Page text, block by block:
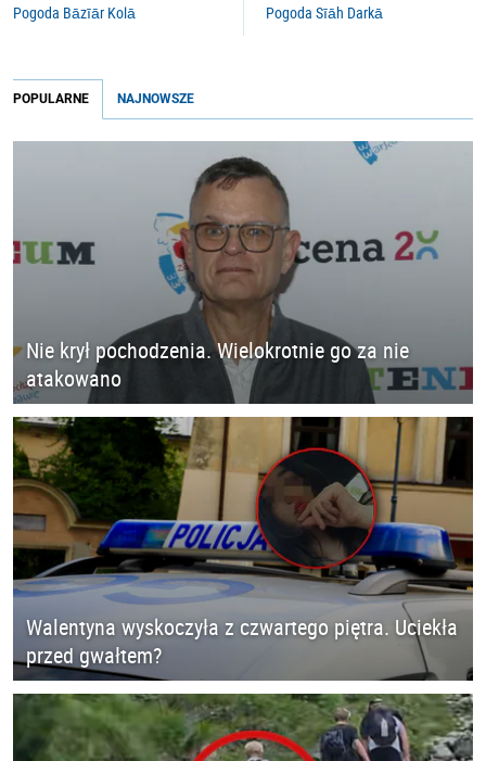
Pogoda Bāzīār Kolā Pogoda Sīāh Darkā
POPULARNE NAJNOWSZE
Nie krył pochodzenia. Wielokrotnie go za nie
atakowano
Walentyna wyskoczyła z czwartego piętra. Uciekła
przed gwałtem?